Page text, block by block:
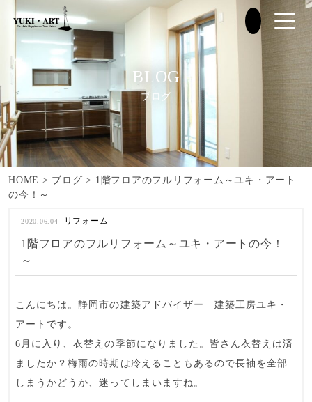
BLOG
ブログ
HOME > ブログ > 1階フロアのフルリフォーム～ユキ・アート
の今！～
1階フロアのフルリフォーム～ユキ・アートの今！
～
2020.06.04 リフォーム
こんにちは。静岡市の建築アドバイザー 建築工房ユキ・
アートです。
6月に入り、衣替えの季節になりました。皆さん衣替えは済
ましたか？梅雨の時期は冷えることもあるので長袖を全部
しまうかどうか、迷ってしまいますね。